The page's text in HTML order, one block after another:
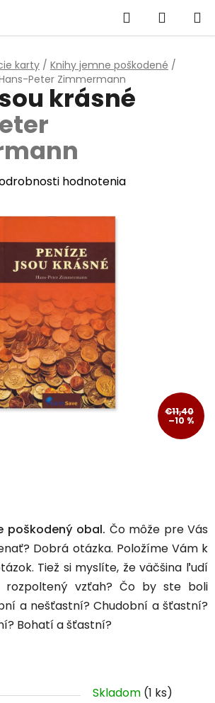
Hľadať
KOŠÍK
karty / Knihy jemne poškodené /
Peter Zimmermann
poškodený obal. Čo môže pre Vás
Dobrá otázka. Položíme Vám k
Tiež si myslíte, že väčšina ľudí
rozpoltený vzťah? Čo by ste boli
a nešťastní? Chudobní a šťastní?
Bohatí a šťastní?
Skladom (1 ks)
krásné
hodnotenia
€11,40
–10 %